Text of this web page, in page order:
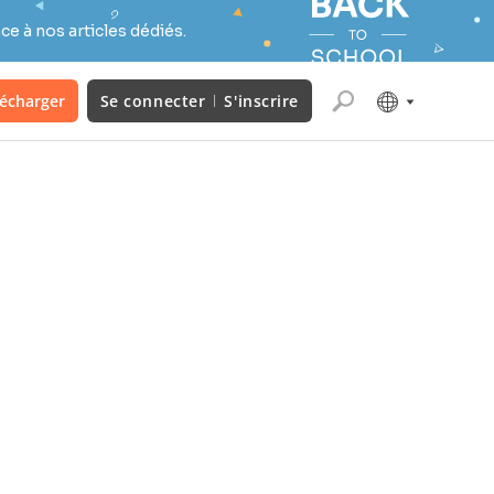
à nos articles dédiés.
Se connecter S'inscrire